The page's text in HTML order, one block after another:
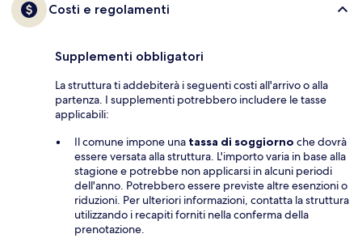
Costi e regolamenti
Supplementi obbligatori
La struttura ti addebiterà i seguenti costi all'arrivo o alla
partenza. I supplementi potrebbero includere le tasse
applicabili:
Il comune impone una tassa di soggiorno che dovrà
essere versata alla struttura. L'importo varia in base alla
stagione e potrebbe non applicarsi in alcuni periodi
dell'anno. Potrebbero essere previste altre esenzioni o
riduzioni. Per ulteriori informazioni, contatta la struttura
utilizzando i recapiti forniti nella conferma della
prenotazione.